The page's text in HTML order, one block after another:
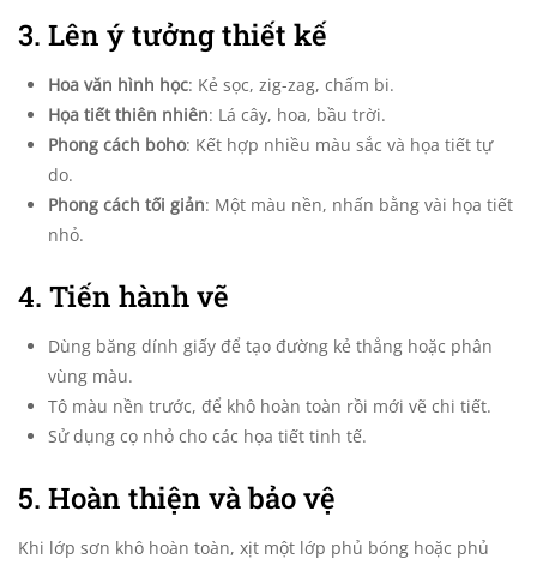
3. Lên ý tưởng thiết kế
Hoa văn hình học: Kẻ sọc, zig-zag, chấm bi.
Họa tiết thiên nhiên: Lá cây, hoa, bầu trời.
Phong cách boho: Kết hợp nhiều màu sắc và họa tiết tự
do.
Phong cách tối giản: Một màu nền, nhấn bằng vài họa tiết
nhỏ.
4. Tiến hành vẽ
Dùng băng dính giấy để tạo đường kẻ thẳng hoặc phân
vùng màu.
Tô màu nền trước, để khô hoàn toàn rồi mới vẽ chi tiết.
Sử dụng cọ nhỏ cho các họa tiết tinh tế.
5. Hoàn thiện và bảo vệ
Khi lớp sơn khô hoàn toàn, xịt một lớp phủ bóng hoặc phủ